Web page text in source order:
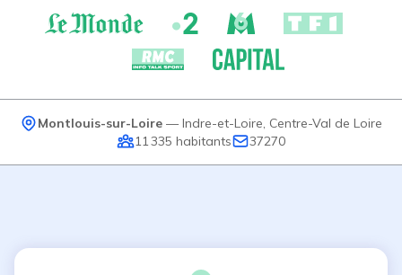
Montlouis-sur-Loire — Indre-et-Loire Centre-Val de Loire
11 335 habitants 37270